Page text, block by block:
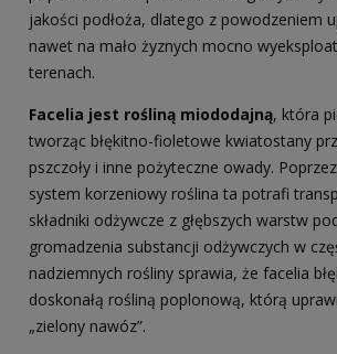
jakości podłoża, dlatego z powodzeniem
nawet na mało żyznych mocno
terenach.
Facelia jest rośliną miododajną, która
tworząc błękitno-fioletowe kwiatostany
pszczoły i inne pożyteczne owady.
system korzeniowy roślina ta potrafi
składniki odżywcze z głębszych warstw
gromadzenia substancji odżywczych w
nadziemnych rośliny sprawia, że facelia
doskonałą rośliną poplonową, którą
„zielony nawóz”.